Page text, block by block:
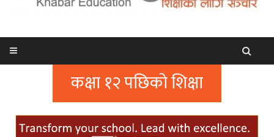
कक्षा १२ पछिको शिक्षा